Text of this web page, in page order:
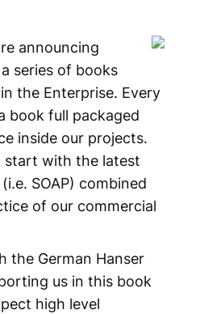
announcing
a series of books
the Enterprise. Every
book full packaged
inside our projects.
start with the latest
SOAP) combined
of our commercial
the German Hanser
us in this book
high level